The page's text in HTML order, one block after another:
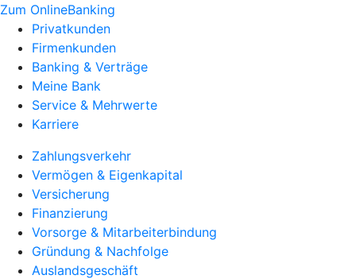
Zum OnlineBanking
Privatkunden
Firmenkunden
Banking & Verträge
Meine Bank
Service & Mehrwerte
Karriere
Zahlungsverkehr
Vermögen & Eigenkapital
Versicherung
Finanzierung
Vorsorge & Mitarbeiterbindung
Gründung & Nachfolge
Auslandsgeschäft